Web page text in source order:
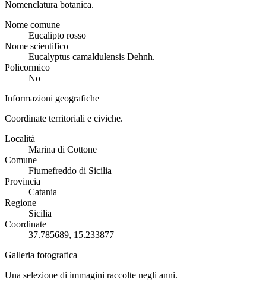
Nomenclatura botanica.
Nome comune
Eucalipto rosso
Nome scientifico
Eucalyptus camaldulensis Dehnh.
Policormico
No
Informazioni geografiche
Coordinate territoriali e civiche.
Località
Marina di Cottone
Comune
Fiumefreddo di Sicilia
Provincia
Catania
Regione
Sicilia
Coordinate
37.785689, 15.233877
Galleria fotografica
Una selezione di immagini raccolte negli anni.